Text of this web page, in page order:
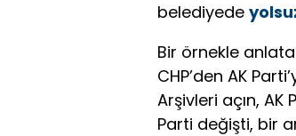
belediyede
Bir örnekle
CHP’den AK
Arşivleri açın,
Parti değişti, bir